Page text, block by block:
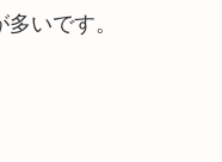
いです。